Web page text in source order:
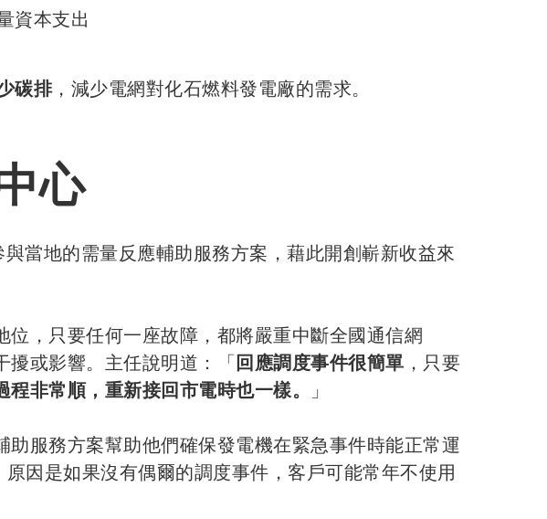
資本支出
碳排，減少電網對化石燃料發電廠的需求。
心
當地的需量反應輔助服務方案，藉此開創嶄新收益來
，只要任何一座故障，都將嚴重中斷全國通信網
擾或影響。主任說明道：「 回應調度事件很簡單 ，只要
程非常順，重新接回市電時也一樣。 」
服務方案幫助他們確保發電機在緊急事件時能正常運
因是如果沒有偶爾的調度事件，客戶可能常年不使用